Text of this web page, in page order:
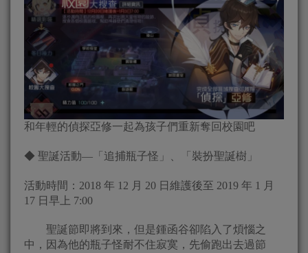
和年輕的偵探亞修一起為孩子們重新奪回校園吧
◆ 聖誕活動—「追捕瓶子怪」、「裝扮聖誕樹」
活動時間：2018 年 12 月 20 日維護後至 2019 年 1 月
17 日早上 7:00
聖誕節即將到來，但是鍾函谷卻陷入了煩惱之
中，因為他的瓶子怪耐不住寂寞，先偷跑出去過節